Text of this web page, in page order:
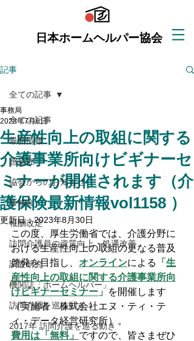
日本ホームヘルパー協会
記事
全ての記事
最新情報
感染症
協会からのお知らせ
研修会
報酬改定
訪問介護員の資質向上・処遇改善
調査研究
機関誌「ホームヘルパー」
訪問介護を巡る動き
2017年 訪問介護を巡る動き
全ての記事
生産性向上の取組に関する
介護事業所向けビギナーセ
ミナーが開催されます（介
護保険最新情報vol1158 ）
事務局
2023年7月6日
更新日：2023年8月30日
この度、厚生労働省では、介護分野に
おける生産性向上の取組の更なる普及
啓発を目指し、 オンラインによる 「 生
産性向上の取組に関する介護事業所向
けビギナーセミナー 」 を開催します
（実施者　株式会社エヌ・ティ・テ
ィ・データ経営研究所）。
費用は「無料」 ですので、皆さまぜひ